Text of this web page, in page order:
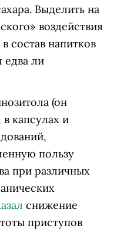
Выделить на
воздействия
состав напитков
едва ли
(он
капсулах и
пользу
при различных
снижение
приступов